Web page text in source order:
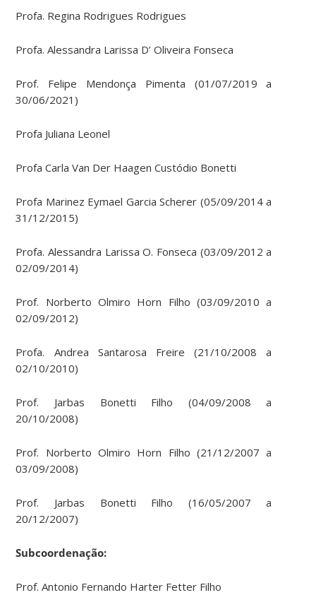
Profa. Regina Rodrigues Rodrigues
Profa. Alessandra Larissa D’ Oliveira Fonseca
Prof. Felipe Mendonça Pimenta (01/07/2019 a
30/06/2021)
Profa Juliana Leonel
Profa Carla Van Der Haagen Custódio Bonetti
Profa Marinez Eymael Garcia Scherer (05/09/2014 a
31/12/2015)
Profa. Alessandra Larissa O. Fonseca (03/09/2012 a
02/09/2014)
Prof. Norberto Olmiro Horn Filho (03/09/2010 a
02/09/2012)
Profa. Andrea Santarosa Freire (21/10/2008 a
02/10/2010)
Prof. Jarbas Bonetti Filho (04/09/2008 a
20/10/2008)
Prof. Norberto Olmiro Horn Filho (21/12/2007 a
03/09/2008)
Prof. Jarbas Bonetti Filho (16/05/2007 a
20/12/2007)
Subcoordenação:
Prof. Antonio Fernando Harter Fetter Filho